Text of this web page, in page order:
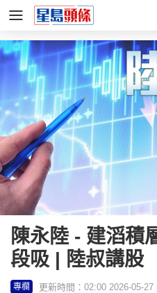
陳永陸 - 建滔積
段吸 | 陸叔講股
專欄 更新時間：02:00 2026-05-27